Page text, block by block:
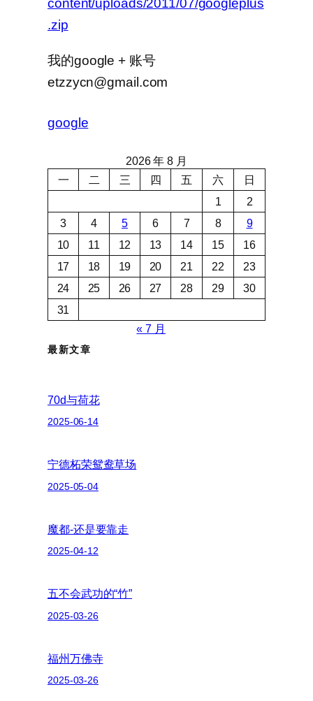
content/uploads/2011/07/googleplus
.zip
我的google + 账号
etzzycn@gmail.com
google
2026 年 8 月
一
二 三 四 五 六
日
1
2
3
4 5 6 7 8
9
10
11 12 13 14 15
16
17
18 19 20 21 22
23
24
25 26 27 28 29
30
31
« 7 月
最新文章
70d与荷花
2025-06-14
宁德柘荣鸳鸯草场
2025-05-04
魔都-还是要靠走
2025-04-12
五不会武功的“竹”
2025-03-26
福州万佛寺
2025-03-26